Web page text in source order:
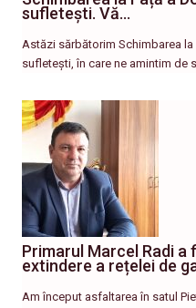
sufletești. Vă…
Astăzi sărbătorim Schimbarea
sufletești, în care ne amintim de
Primarul Marcel Radi
extindere a rețelei de
Am început asfaltarea în satul